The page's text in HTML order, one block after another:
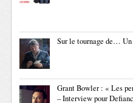
Sur le tournage de…
Grant Bowler : « Les
– Interview pour